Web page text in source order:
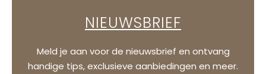
NIEUWSBRIEF
Meld je aan voor de nieuwsbrief en ontvang
handige tips, exclusieve aanbiedingen en meer.